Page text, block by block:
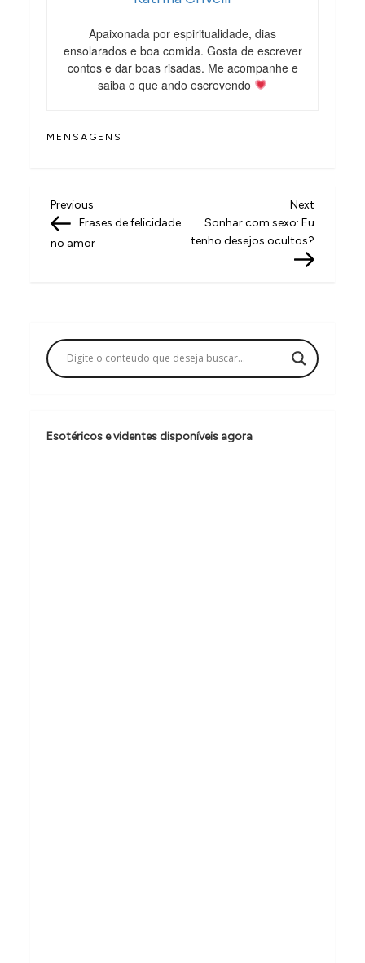
Apaixonada por espiritualidade, dias
ensolarados e boa comida. Gosta de escrever
contos e dar boas risadas. Me acompanhe e
saiba o que ando escrevendo
MENSAGENS
N
a
a
ç
o
d
Previous
Post
Previous
Frases de felicidade
no amor
Next
Post
Next
Sonhar com sexo: Eu
tenho desejos ocultos?
Esotéricos e videntes disponíveis agora